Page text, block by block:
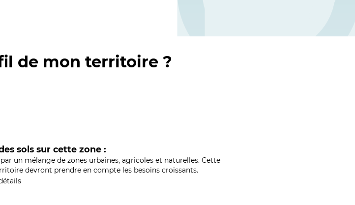
de mon territoire ?
sols sur cette zone :
un mélange de zones urbaines, agricoles et naturelles. Cette
devront prendre en compte les besoins croissants.